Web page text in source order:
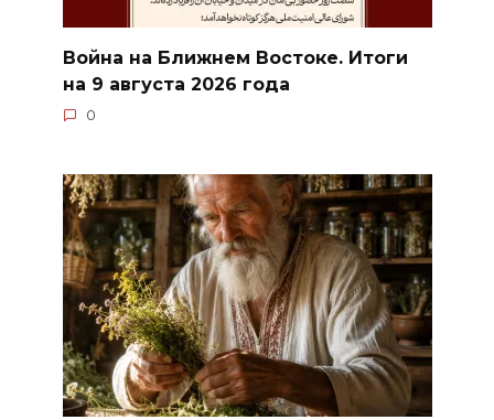
Война на Ближнем Востоке. Итоги
на 9 августа 2026 года
0